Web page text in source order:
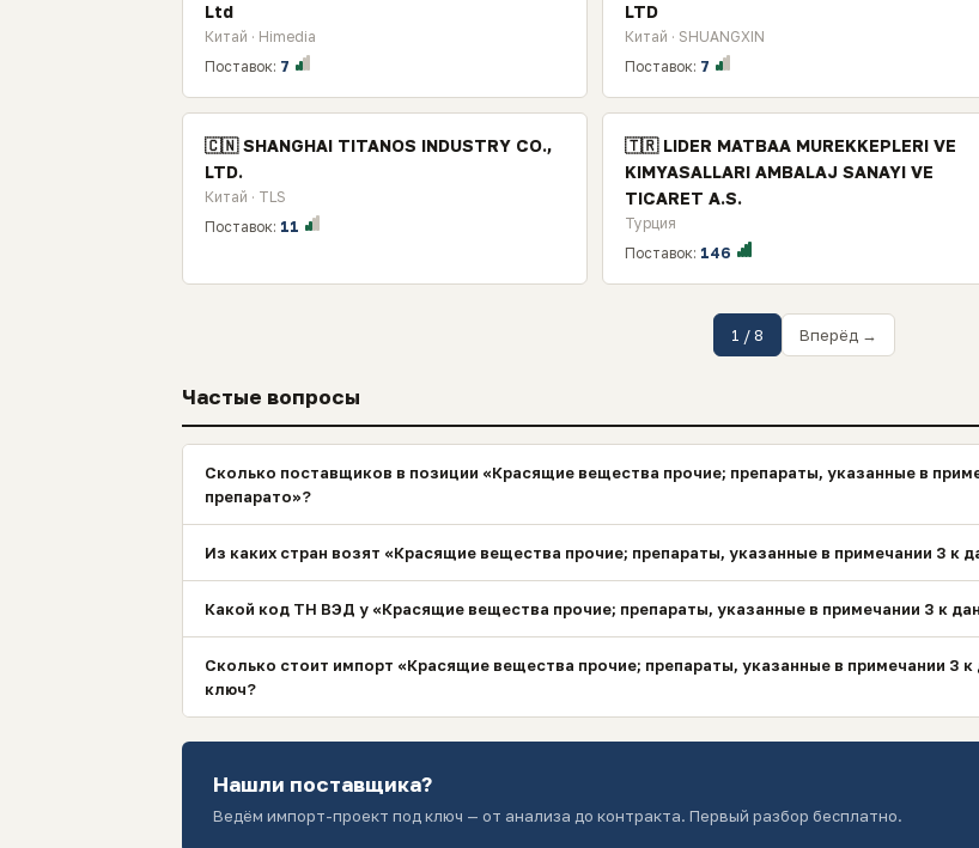
Ltd
Китай · Himedia
Поставок: 7
LTD
Китай · SHUANGXIN
Поставок: 7
🇨🇳 SHANGHAI TITANOS INDUSTRY CO.,
LTD.
Китай · TLS
Поставок: 11
🇹🇷 LIDER MATBAA MUREKKEPLERI VE
KIMYASALLARI AMBALAJ SANAYI VE
TICARET A.S.
Турция
Поставок: 146
1 / 8 Вперёд →
Частые вопросы
Сколько поставщиков в позиции «Красящие вещества прочие; препараты, указанные в
препарато»?
Из каких стран возят «Красящие вещества прочие; препараты, указанные в примечании 3 к
Какой код ТН ВЭД у «Красящие вещества прочие; препараты, указанные в примечании 3 к
Сколько стоит импорт «Красящие вещества прочие; препараты, указанные в примечании 3
ключ?
Нашли поставщика?
Ведём импорт-проект под ключ — от анализа до контракта. Первый разбор бесплатно.